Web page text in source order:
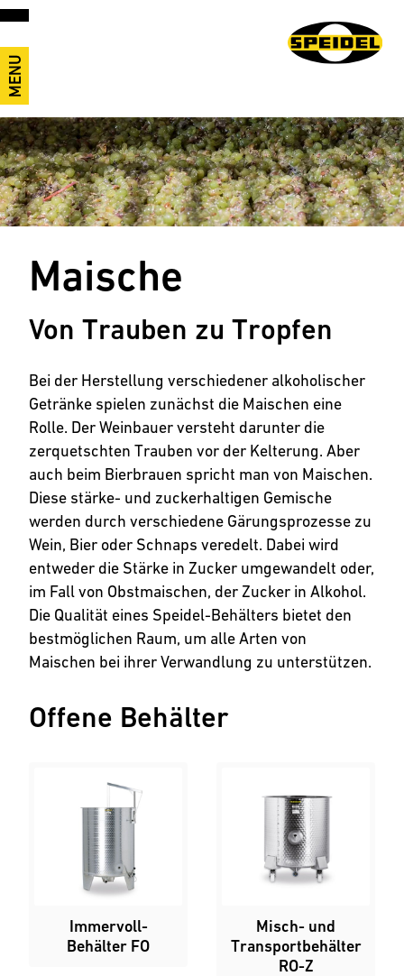
MENU
Maische
Von Trauben zu Tropfen
Bei der Herstellung verschiedener alkoholischer
Getränke spielen zunächst die Maischen eine
Rolle. Der Weinbauer versteht darunter die
zerquetschten Trauben vor der Kelterung. Aber
auch beim Bierbrauen spricht man von Maischen.
Diese stärke- und zuckerhaltigen Gemische
werden durch verschiedene Gärungsprozesse zu
Wein, Bier oder Schnaps veredelt. Dabei wird
entweder die Stärke in Zucker umgewandelt oder,
im Fall von Obstmaischen, der Zucker in Alkohol.
Die Qualität eines Speidel-Behälters bietet den
bestmöglichen Raum, um alle Arten von
Maischen bei ihrer Verwandlung zu unterstützen.
Offene Behälter
Immervoll-
Behälter FO
Misch- und
Transportbehälter
RO-Z